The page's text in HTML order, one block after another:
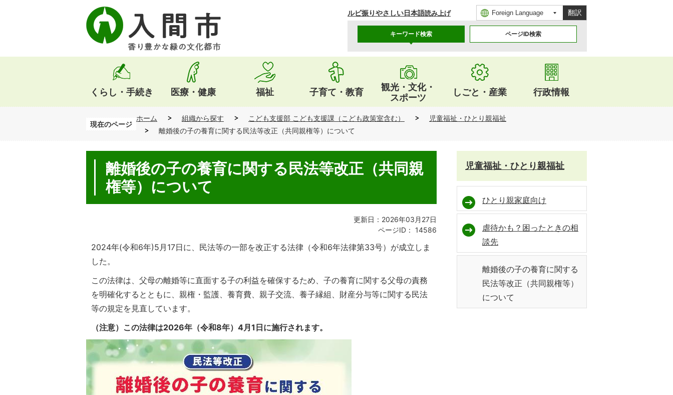
ルビ振りやさしい日本語読み上げ 翻訳
キーワード検索 ページID検索
くらし・手続き 医療・健康 福祉 子育て・教育
観光・文化・
スポーツ
しごと・産業 行政情報
現在のページ
ホーム 組織から探す こども支援部 こども支援課（こども政策室含む）
児童福祉・ひとり親福祉
離婚後の子の養育に関する民法等改正（共同親権等）について
離婚後の子の養育に関する民法等改正（共同親
権等）について
更新日：2026年03月27日
ページID：
14586
2024年(令和6年)5月17日に、民法等の一部を改正する法律（令和6年法律第33号）が成立しま
した。
この法律は、父母の離婚等に直面する子の利益を確保するため、子の養育に関する父母の責務
を明確化するとともに、親権・監護、養育費、親子交流、養子縁組、財産分与等に関する民法
等の規定を見直しています。
（注意）この法律は2026年（令和8年）4月1日に施行されます。
児童福祉・ひとり親福祉
ひとり親家庭向け
虐待かも？困ったときの相
談先
離婚後の子の養育に関する
民法等改正（共同親権等）
について